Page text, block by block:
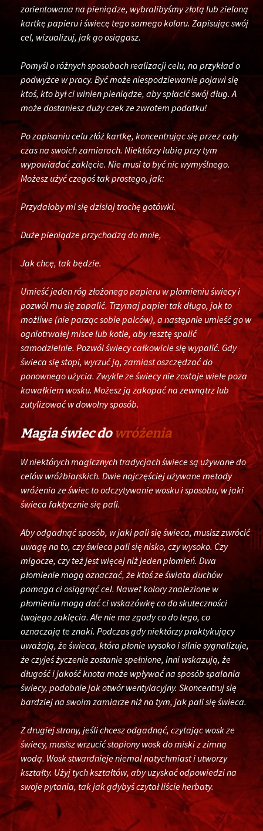
zorientowana na pieniądze, wybralibyśmy złotą lub zieloną
kartkę papieru i świecę tego samego koloru. Zapisując swój
cel, wizualizuj, jak go osiągasz.
Pomyśl o różnych sposobach realizacji celu, na przykład o
podwyżce w pracy. Być może niespodziewanie pojawi się
ktoś, kto był ci winien pieniądze, aby spłacić swój dług. A
może dostaniesz duży czek ze zwrotem podatku!
Po zapisaniu celu złóż kartkę, koncentrując się przez cały
czas na swoich zamiarach. Niektórzy lubią przy tym
wypowiadać zaklęcie. Nie musi to być nic wymyślnego.
Możesz użyć czegoś tak prostego, jak:
Przydałoby mi się dzisiaj trochę gotówki.
Duże pieniądze przychodzą do mnie,
Jak chcę, tak będzie.
Umieść jeden róg złożonego papieru w płomieniu świecy i
pozwól mu się zapalić. Trzymaj papier tak długo, jak to
możliwe (nie parząc sobie palców), a następnie umieść go w
ogniotrwałej misce lub kotle, aby resztę spalić
samodzielnie. Pozwól świecy całkowicie się wypalić. Gdy
świeca się stopi, wyrzuć ją, zamiast oszczędzać do
ponownego użycia. Zwykle ze świecy nie zostaje wiele poza
kawałkiem wosku. Możesz ją zakopać na zewnątrz lub
zutylizować w dowolny sposób.
Magia świec dowróżenia
W niektórych magicznych tradycjach świece są używane do
celów wróżbiarskich. Dwie najczęściej używane metody
wróżenia ze świec to odczytywanie wosku i sposobu, w jaki
świeca faktycznie się pali.
Aby odgadnąć sposób, w jaki pali się świeca, musisz zwrócić
uwagę na to, czy świeca pali się nisko, czy wysoko. Czy
migocze, czy też jest więcej niż jeden płomień. Dwa
płomienie mogą oznaczać, że ktoś ze świata duchów
pomaga ci osiągnąć cel. Nawet kolory znalezione w
płomieniu mogą dać ci wskazówkę co do skuteczności
twojego zaklęcia. Ale nie ma zgody co do tego, co
oznaczają te znaki. Podczas gdy niektórzy praktykujący
uważają, że świeca, która płonie wysoko i silnie sygnalizuje,
że czyjeś życzenie zostanie spełnione, inni wskazują, że
długość i jakość knota może wpływać na sposób spalania
świecy, podobnie jak otwór wentylacyjny. Skoncentruj się
bardziej na swoim zamiarze niż na tym, jak pali się świeca.
Z drugiej strony, jeśli chcesz odgadnąć, czytając wosk ze
świecy, musisz wrzucić stopiony wosk do miski z zimną
wodą. Wosk stwardnieje niemal natychmiast i utworzy
kształty. Użyj tych kształtów, aby uzyskać odpowiedzi na
swoje pytania, tak jak gdybyś czytał liście herbaty.